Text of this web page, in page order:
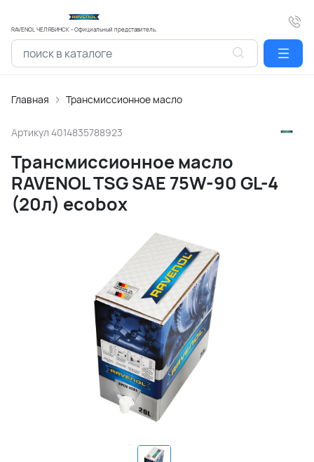
RAVENOL ЧЕЛЯБИНСК - Официальный представитель.
Главная Трансмиссионное масло
Артикул 4014835788923
Трансмиссионное масло
RAVENOL TSG SAE 75W-90 GL-4
(20л) ecobox